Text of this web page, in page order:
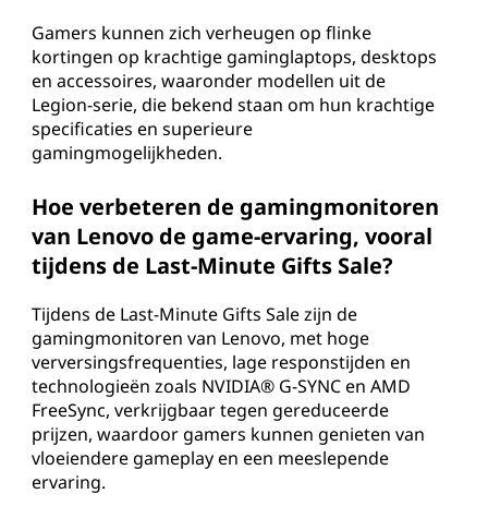
Gamers kunnen zich verheugen op flinke
kortingen op krachtige gaminglaptops, desktops
en accessoires, waaronder modellen uit de
Legion-serie, die bekend staan om hun krachtige
specificaties en superieure
gamingmogelijkheden.
Hoe verbeteren de gamingmonitoren
van Lenovo de game-ervaring, vooral
tijdens de Last-Minute Gifts Sale?
Tijdens de Last-Minute Gifts Sale zijn de
gamingmonitoren van Lenovo, met hoge
verversingsfrequenties, lage responstijden en
technologieën zoals NVIDIA® G-SYNC en AMD
FreeSync, verkrijgbaar tegen gereduceerde
prijzen, waardoor gamers kunnen genieten van
vloeiendere gameplay en een meeslepende
ervaring.